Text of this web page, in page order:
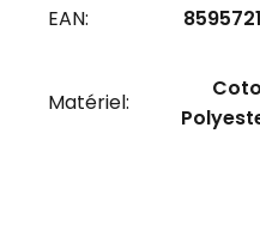
EAN:
Matériel: